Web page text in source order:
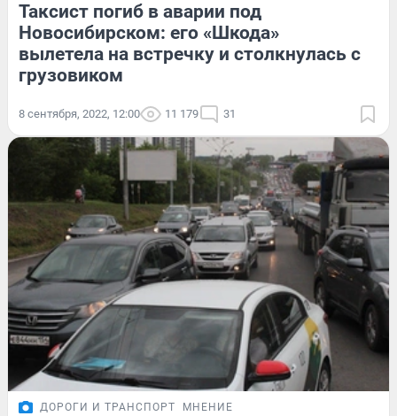
Таксист погиб в аварии под
Новосибирском: его «Шкода»
вылетела на встречку и столкнулась с
грузовиком
8 сентября, 2022, 12:00 11 179 31
ДОРОГИ И ТРАНСПОРТ МНЕНИЕ